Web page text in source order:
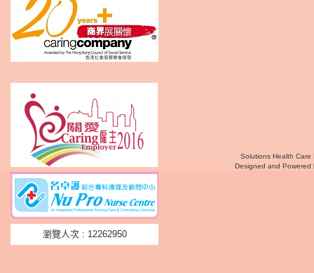
瀏覽人次 : 12262950
Solutions Health Care
Designed and